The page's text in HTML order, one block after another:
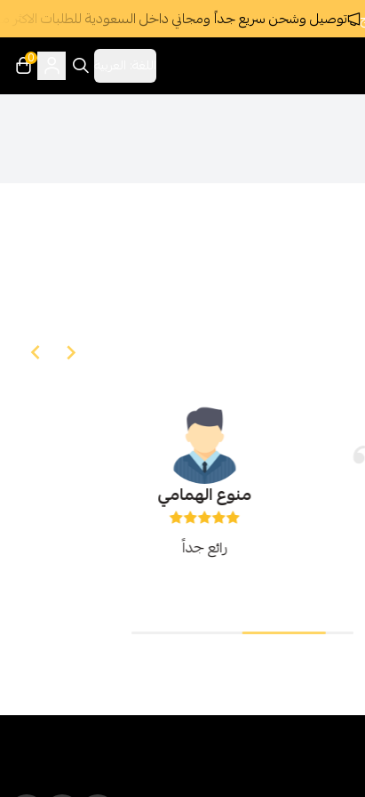
توصيل وشحن سريع جداً ومجاني داخل السعودية للطلبات الاكثر من 395
0
منوع الهمامي
رائع جداً